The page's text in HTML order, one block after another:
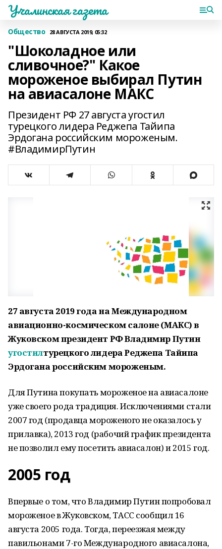
Учалинская газета
Общество 28 АВГУСТА 2019, 05:32
"Шоколадное или
сливочное?" Какое
мороженое выбирал Путин
на авиасалоне МАКС
Президент РФ 27 августа угостил
турецкого лидера Реджепа Тайипа
Эрдогана российским мороженым.
#ВладимирПутин
27 августа 2019 года на Международном
авиационно-космическом салоне (МАКС) в
Жуковском президент РФ Владимир Путин
угостилтурецкого лидера Реджепа Тайипа
Эрдогана российским мороженым.
Для Путина покупать мoроженое на авиасалоне
уже своего рода традиция. Исключениями стали
2007 год (продавца мороженого не оказалось у
прилавка), 2013 год (рабочий график президента
не позволил ему посетить авиасалон) и 2015 год.
2005 год
Впервые о том, что Владимир Путин попробовал
мороженое в Жуковском, ТАСС сообщил 16
августа 2005 года. Тогда, переезжая между
павильонами 7-го Международного авиасалона,